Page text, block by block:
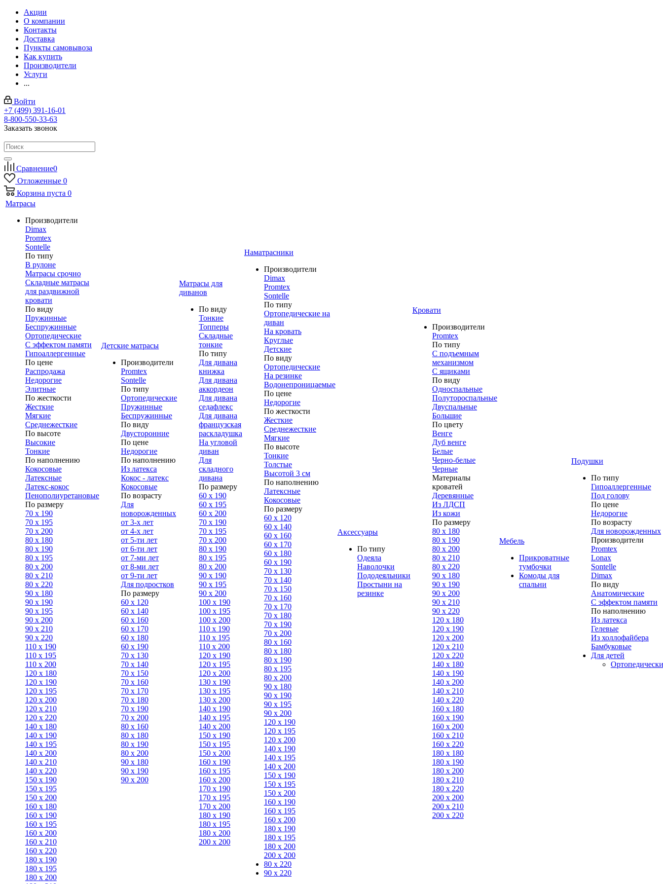
Акции
О компании
Контакты
Доставка
Пункты самовывоза
Как купить
Производители
Услуги
...
Войти
+7 (499) 391-16-01
8-800-550-33-63
Заказать звонок
Сравнение0
Отложенные 0
Корзина пуста 0
Матрасы
Производители
Dimax
Promtex
Sontelle
По типу
В рулоне
Матрасы срочно
Складные матрасы
для раздвижной
кровати
По виду
Пружинные
Беспружинные
Ортопедические
С эффектом памяти
Гипоаллергенные
По цене
Распродажа
Недорогие
Элитные
По жесткости
Жесткие
Мягкие
Среднежесткие
По высоте
Высокие
Тонкие
По наполнению
Кокосовые
Латексные
Латекс-кокос
Пенополиуретановые
По размеру
70 х 190
70 х 195
70 х 200
80 х 180
80 х 190
80 х 195
80 х 200
80 x 210
80 x 220
90 x 180
90 х 190
90 х 195
90 х 200
90 x 210
90 x 220
110 x 190
110 x 195
110 x 200
120 x 180
120 х 190
120 х 195
120 х 200
120 x 210
120 x 220
140 x 180
140 х 190
140 х 195
140 х 200
140 x 210
140 x 220
150 х 190
150 х 195
150 х 200
160 x 180
160 х 190
160 х 195
160 х 200
160 x 210
160 x 220
180 х 190
180 х 195
180 х 200
Детские матрасы
Производители
Promtex
Sontelle
По типу
Ортопедические
Пружинные
Беспружинные
По виду
Двусторонние
По цене
Недорогие
По наполнению
Из латекса
Кокос - латекс
Кокосовые
По возрасту
Для
новорожденных
от 3-х лет
от 4-х лет
от 5-ти лет
от 6-ти лет
от 7-ми лет
от 8-ми лет
от 9-ти лет
Для подростков
По размеру
60 х 120
60 х 140
60 х 160
60 х 170
60 х 180
60 х 190
70 х 130
70 х 140
70 х 150
70 х 160
70 х 170
70 х 180
70 х 190
70 х 200
80 х 160
80 х 180
80 x 190
80 x 200
90 х 180
90 x 190
90 x 200
Матрасы для
диванов
По виду
Тонкие
Топперы
Складные
тонкие
По типу
Для дивана
книжка
Для дивана
аккордеон
Для дивана
седафлекс
Для дивана
французская
раскладушка
На угловой
диван
Для
складного
дивана
По размеру
60 х 190
60 х 195
60 х 200
70 x 190
70 х 195
70 x 200
80 x 190
80 x 195
80 x 200
90 x 190
90 x 195
90 x 200
100 x 190
100 х 195
100 x 200
110 x 190
110 х 195
110 х 200
120 х 190
120 х 195
120 х 200
130 х 190
130 х 195
130 х 200
140 х 190
140 х 195
140 х 200
150 х 190
150 х 195
150 х 200
160 х 190
160 х 195
160 х 200
170 х 190
170 х 195
170 х 200
180 х 190
180 х 195
180 х 200
200 x 200
Наматрасники
Производители
Dimax
Promtex
Sontelle
По типу
Ортопедические на
диван
На кровать
Круглые
Детские
По виду
Ортопедические
На резинке
Водонепроницаемые
По цене
Недорогие
По жесткости
Жесткие
Среднежесткие
Мягкие
По высоте
Тонкие
Толстые
Высотой 3 см
По наполнению
Латексные
Кокосовые
По размеру
60 х 120
60 х 140
60 х 160
60 х 170
60 х 180
60 х 190
70 х 130
70 х 140
70 х 150
70 х 160
70 х 170
70 х 180
70 х 190
70 х 200
80 х 160
80 х 180
80 x 190
80 х 195
80 х 200
90 х 180
90 х 190
90 х 195
90 х 200
120 х 190
120 х 195
120 х 200
140 х 190
140 х 195
140 х 200
150 х 190
150 х 195
150 х 200
160 х 190
160 х 195
160 х 200
180 х 190
180 х 195
180 х 200
200 х 200
80 x 220
90 x 220
Аксессуары
По типу
Одеяла
Наволочки
Пододеяльники
Простыни на
резинке
Кровати
Производители
Promtex
По типу
С подъемным
механизмом
С ящиками
По виду
Односпальные
Полутороспальные
Двуспальные
Большие
По цвету
Венге
Дуб венге
Белые
Черно-белые
Черные
Материалы
кроватей
Деревянные
Из ЛДСП
Из кожи
По размеру
80 x 180
80 x 190
80 x 200
80 x 210
80 x 220
90 x 180
90 х 190
90 х 200
90 x 210
90 x 220
120 x 180
120 х 190
120 х 200
120 x 210
120 x 220
140 x 180
140 х 190
140 х 200
140 x 210
140 x 220
160 x 180
160 х 190
160 х 200
160 x 210
160 x 220
180 x 180
180 х 190
180 х 200
180 x 210
180 x 220
200 х 200
200 x 210
200 x 220
Мебель
Прикроватные
тумбочки
Комоды для
спальни
Подушки
По типу
Гипоаллергенные
Под голову
По цене
Недорогие
По возрасту
Для новорожденных
Производители
Promtex
Lonax
Sontelle
Dimax
По виду
Анатомические
С эффектом памяти
По наполнению
Из латекса
Гелевые
Из холлофайбера
Бамбуковые
Для детей